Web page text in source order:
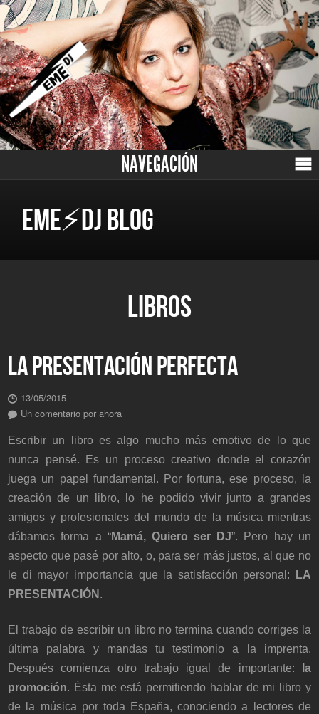
NAVEGACIÓN
EME⚡DJ BLOG
LIBROS
LA PRESENTACIÓN PERFECTA
13/05/2015
Un comentario por ahora
Escribir un libro es algo mucho más emotivo de lo que
nunca pensé. Es un proceso creativo donde el corazón
juega un papel fundamental. Por fortuna, ese proceso, la
creación de un libro, lo he podido vivir junto a grandes
amigos y profesionales del mundo de la música mientras
dábamos forma a “Mamá, Quiero ser DJ”. Pero hay un
aspecto que pasé por alto, o, para ser más justos, al que no
le di mayor importancia que la satisfacción personal:
LA
PRESENTACIÓN .
El trabajo de escribir un libro no termina cuando corriges la
última palabra y mandas tu testimonio a la imprenta.
Después comienza otro trabajo igual de importante:
la
promoción. Ésta me está permitiendo hablar de mi libro y
de la música por toda España, conociendo a lectores de